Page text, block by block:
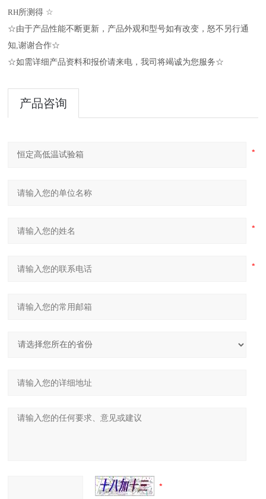
RH所测得 ☆
☆由于产品性能不断更新，产品外观和型号如有改变，怒不另行通
知,谢谢合作☆
☆如需详细产品资料和报价请来电，我司将竭诚为您服务☆
产品咨询